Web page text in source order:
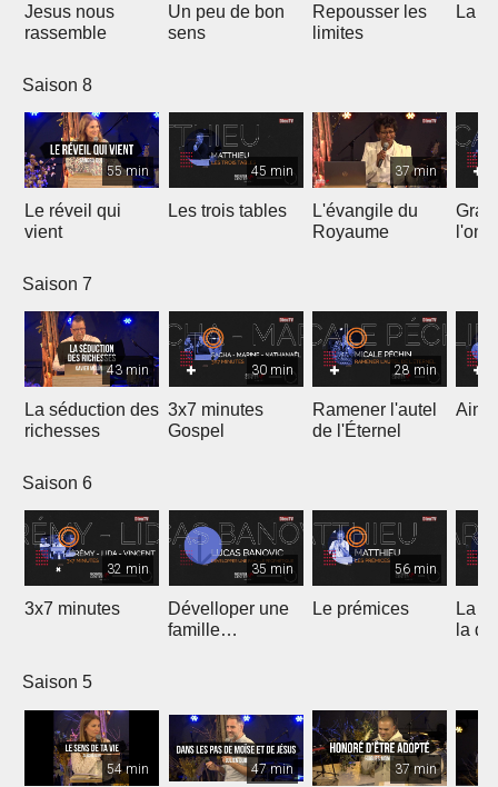
Jesus nous
rassemble
Un peu de bon
sens
Repousser les
limites
La
Saison 8
55 min
Le réveil qui
vient
45 min
Les trois tables
37 min
L'évangile du
Royaume
Saison 7
43 min
La séduction des
richesses
30 min
3x7 minutes
Gospel
28 min
Ramener l'autel
de l'Éternel
Saison 6
32 min
3x7 minutes
35 min
Dévelloper une
famille
56 min
Le prémices
La
la
Saison 5
54 min 47 min 37 min